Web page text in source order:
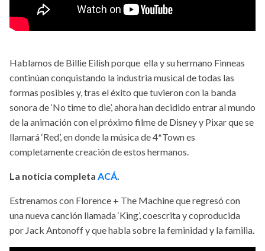
Hablamos de Billie Eilish porque ella y su hermano Finneas
continúan conquistando la industria musical de todas las
formas posibles y, tras el éxito que tuvieron con la banda
sonora de ‘No time to die’, ahora han decidido entrar al mundo
de la animación con el próximo filme de Disney y Pixar que se
llamará ‘Red’, en donde la música de 4*Town es
completamente creación de estos hermanos.
La noticia completa ACÁ.
Estrenamos con Florence + The Machine que regresó con
una nueva canción llamada ‘King’, coescrita y coproducida
por Jack Antonoff y que habla sobre la feminidad y la familia.